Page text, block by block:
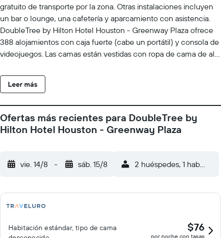
gratuito de transporte por la zona. Otras instalaciones incluyen
un bar o lounge, una cafetería y aparcamiento con asistencia.
DoubleTree by Hilton Hotel Houston - Greenway Plaza ofrece
388 alojamientos con caja fuerte (cabe un portátil) y consola de
videojuegos. Las camas están vestidas con ropa de cama de alta
suscripción y películas de pago. Se ofrece frigorífico y cafetera
y tetera. Los baños están equipados con ducha y bañera
de higiene personal gratuitos y secador de pelo. Este hotel en
Houston ofrece acceso a Internet por cable y wifi gratis. Entre
las comodidades especialmente pensadas para las personas en
entre semana y teléfono. Las habitaciones también incluyen
servicios de ocio y esparcimiento en este hotel incluyen una
piscina al aire libre y gimnasio abierto las 24 horas. Se pueden
más abajo en las instalaciones o cerca del alojamiento (es
Leer más
Ofertas más recientes para DoubleTree by
Hilton Hotel Houston - Greenway Plaza
vie. 14/8 - sáb. 15/8 2 huéspedes, 1
Habitación estándar, tipo de cama
$76
por noche con tasas